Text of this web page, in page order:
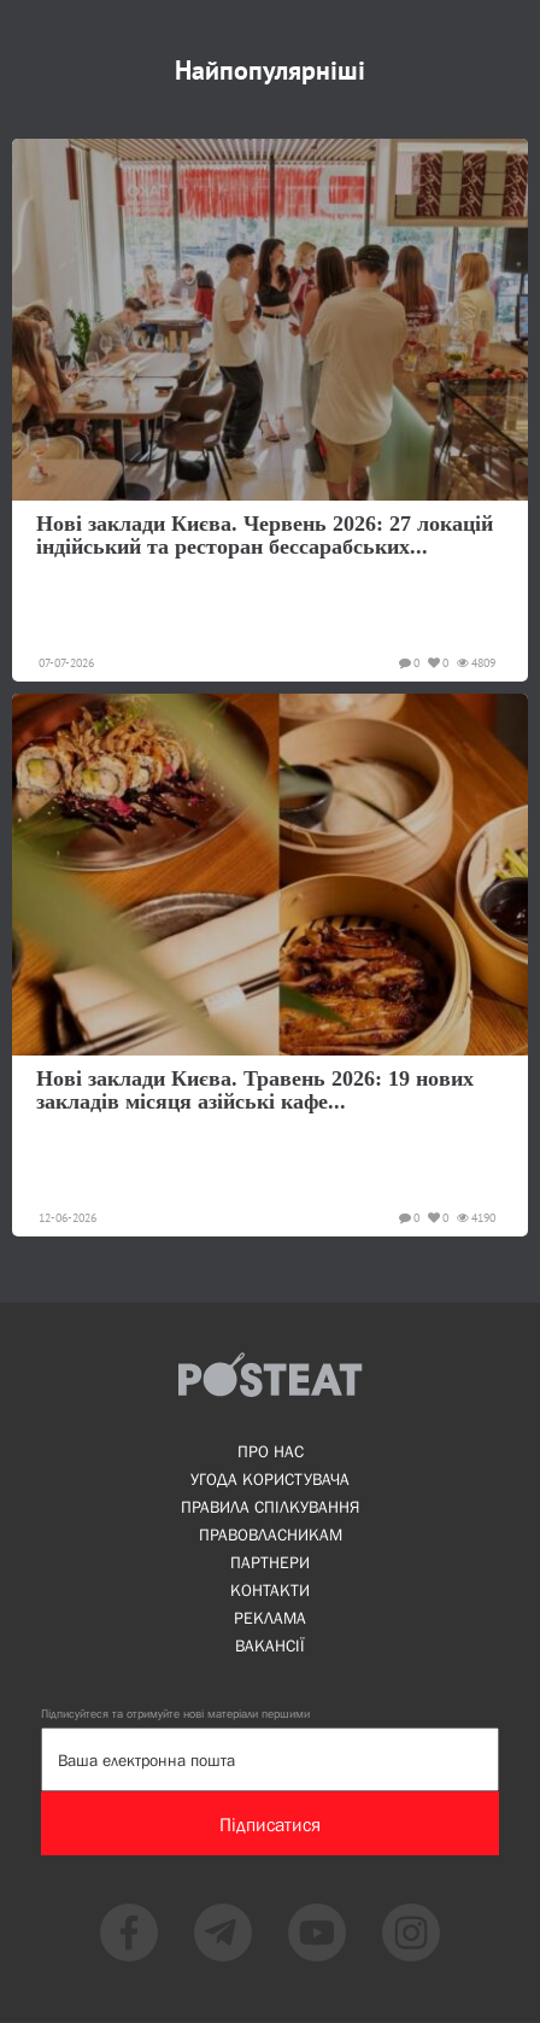
Найпопулярніші
Нові заклади Києва. Червень 2026: 27 локацій
індійський та ресторан бессарабських...
07-07-2026 4809
0
0
Нові заклади Києва. Травень 2026: 19 нових
закладів місяця азійські кафе...
12-06-2026 4190
0
0
ПРО НАС
УГОДА КОРИСТУВАЧА
ПРАВИЛА СПІЛКУВАННЯ
ПРАВОВЛАСНИКАМ
ПАРТНЕРИ
КОНТАКТИ
РЕКЛАМА
ВАКАНСІЇ
Підписуйтеся та отримуйте нові матеріали першими
Підписатися